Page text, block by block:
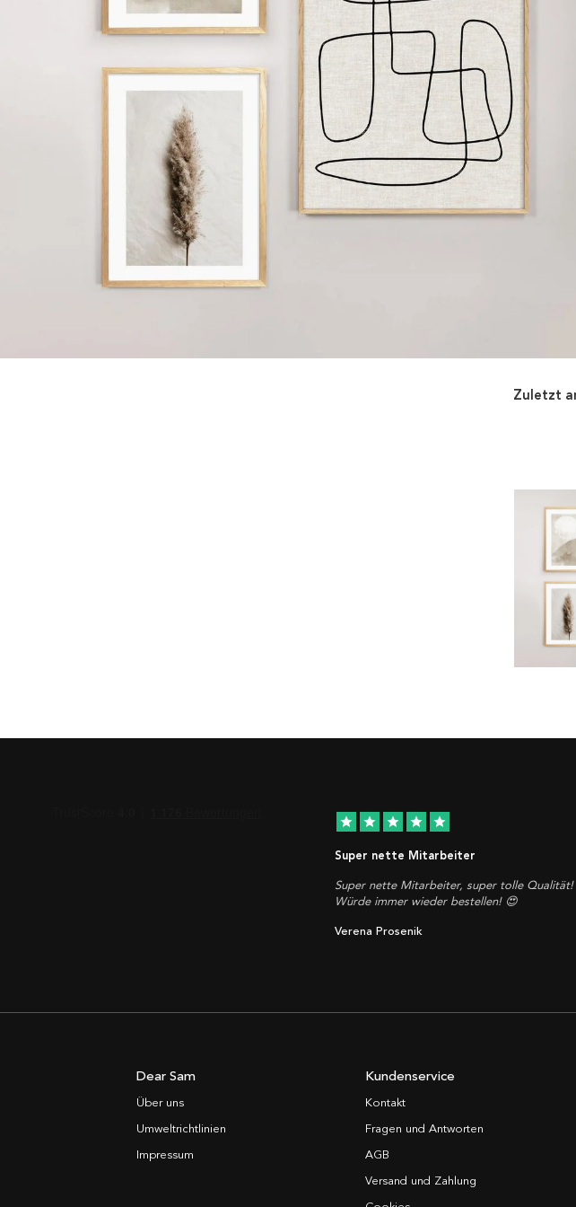
Zuletzt
star star star star star
Super nette Mitarbeiter
Super nette Mitarbeiter, super tolle Qualität!
Würde immer wieder bestellen! 😍
Verena Prosenik
Dear Sam
Über uns
Umweltrichtlinien
Impressum
Kundenservice
Kontakt
Fragen und Antworten
AGB
Versand und Zahlung